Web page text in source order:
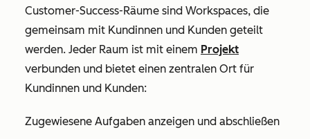
Customer-Success-Räume sind Workspaces, die
gemeinsam mit Kundinnen und Kunden geteilt
werden. Jeder Raum ist mit einem Projekt
verbunden und bietet einen zentralen Ort für
Kundinnen und Kunden:
Zugewiesene Aufgaben anzeigen und abschließen